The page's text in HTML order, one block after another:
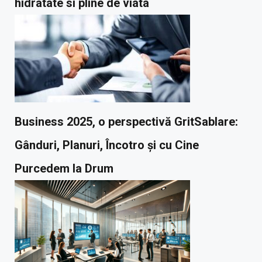
hidratate si pline de viata
Business 2025, o perspectivă GritSablare:
Gânduri, Planuri, Încotro și cu Cine
Purcedem la Drum